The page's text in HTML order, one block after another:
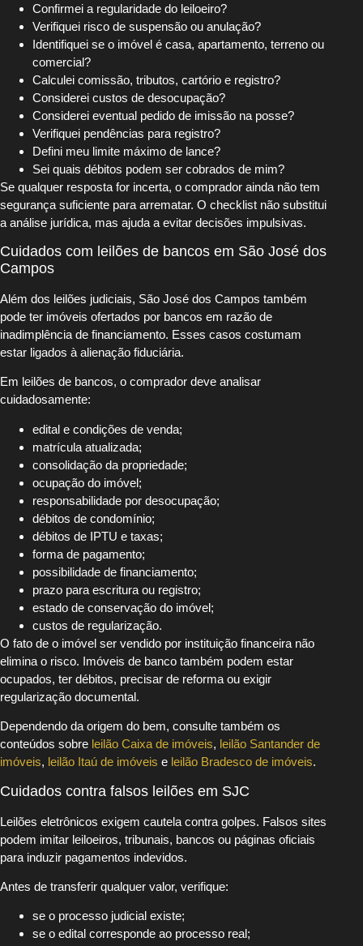
Confirmei a regularidade do leiloeiro?
Verifiquei risco de suspensão ou anulação?
Identifiquei se o imóvel é casa, apartamento, terreno ou
comercial?
Calculei comissão, tributos, cartório e registro?
Considerei custos de desocupação?
Considerei eventual pedido de imissão na posse?
Verifiquei pendências para registro?
Defini meu limite máximo de lance?
Sei quais débitos podem ser cobrados de mim?
Se qualquer resposta for incerta, o comprador ainda não tem
segurança suficiente para arrematar. O checklist não substitui
a análise jurídica, mas ajuda a evitar decisões impulsivas.
Cuidados com leilões de bancos em São José dos
Campos
Além dos leilões judiciais, São José dos Campos também
pode ter imóveis ofertados por bancos em razão de
inadimplência de financiamento. Esses casos costumam
estar ligados à alienação fiduciária.
Em leilões de bancos, o comprador deve analisar
cuidadosamente:
edital e condições de venda;
matrícula atualizada;
consolidação da propriedade;
ocupação do imóvel;
responsabilidade por desocupação;
débitos de condomínio;
débitos de IPTU e taxas;
forma de pagamento;
possibilidade de financiamento;
prazo para escritura ou registro;
estado de conservação do imóvel;
custos de regularização.
O fato de o imóvel ser vendido por instituição financeira não
elimina o risco. Imóveis de banco também podem estar
ocupados, ter débitos, precisar de reforma ou exigir
regularização documental.
Dependendo da origem do bem, consulte também os
conteúdos sobre leilão Caixa de imóveis, leilão Santander de
imóveis, leilão Itaú de imóveis e leilão Bradesco de imóveis.
Cuidados contra falsos leilões em SJC
Leilões eletrônicos exigem cautela contra golpes. Falsos sites
podem imitar leiloeiros, tribunais, bancos ou páginas oficiais
para induzir pagamentos indevidos.
Antes de transferir qualquer valor, verifique:
se o processo judicial existe;
se o edital corresponde ao processo real;